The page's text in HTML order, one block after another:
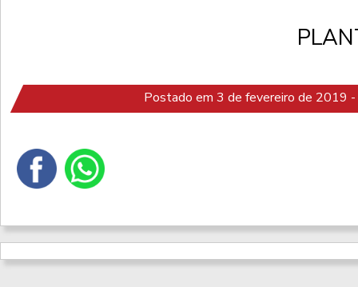
Postado em 3 de fevereiro de 2019